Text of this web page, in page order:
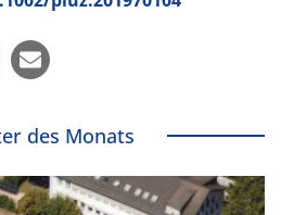
des Monats